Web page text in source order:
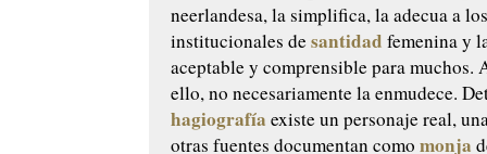
neerlandesa, la simplifica, la adecua a
institucionales desantidad femenina y
aceptable y comprensible para muchos.
ello, no necesariamente la enmudece.
hagiografía existe un personaje real,
otras fuentes documentan comomonja